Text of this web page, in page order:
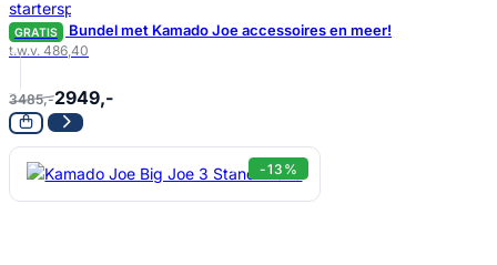
GRATIS Bundel met Kamado Joe accessoires en meer!
t.w.v. 486,40
3485,-2949,-
-13%